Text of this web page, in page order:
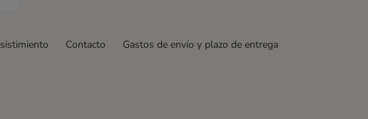
Contacto
Gastos de envío y plazo de entrega